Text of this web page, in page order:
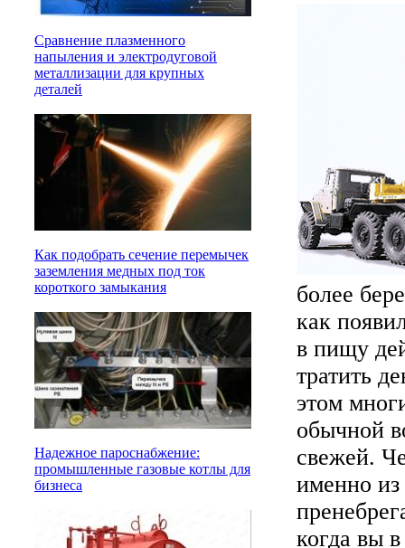
Сравнение плазменного
напыления и электродуговой
металлизации для крупных
деталей
Как подобрать сечение перемычек
заземления медных под ток
короткого замыкания
Надежное пароснабжение:
промышленные газовые котлы для
бизнеса
более
как
в пищу
тратить
этом
обычной
свежей.
именно
когда вы